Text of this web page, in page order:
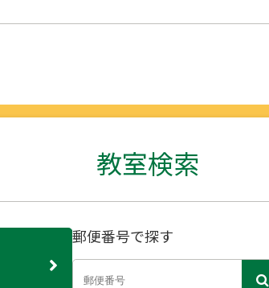
教室検索
郵便番号で探す